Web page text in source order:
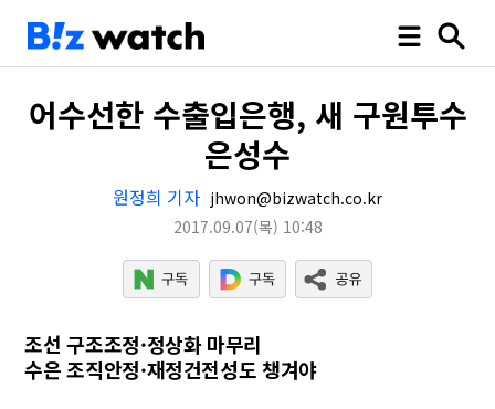
어수선한 수출입은행, 새 구원투수
은성수
원정희 기자 jhwon@bizwatch.co.kr
2017.09.07(목) 10:48
조선 구조조정·정상화 마무리
수은 조직안정·재정건전성도 챙겨야